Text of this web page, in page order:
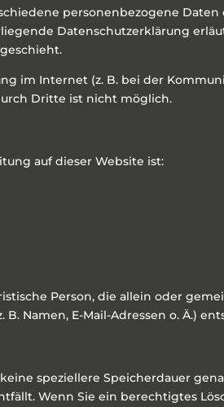
personenbezogene
Datenschutzerklärung
im Internet (z. B. bei der
Dritte ist nicht möglich.
auf dieser Website ist:
Person, die allein oder
Namen, E-Mail-Adressen o. Ä.)
speziellere Speicherdauer
Wenn Sie ein berechtigtes